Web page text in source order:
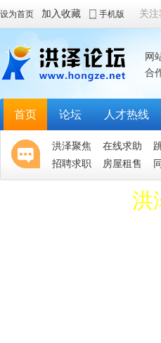
设为首页 加入收藏 手机版 关注
网
合
首页 论坛 人才热线
洪泽聚焦 在线求助
招聘求职
房屋租售
洪